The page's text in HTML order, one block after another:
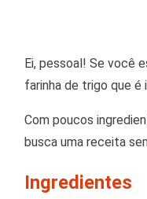
Ei, pessoal! Se você
farinha de trigo que
Com poucos
busca uma receita
Ingredientes